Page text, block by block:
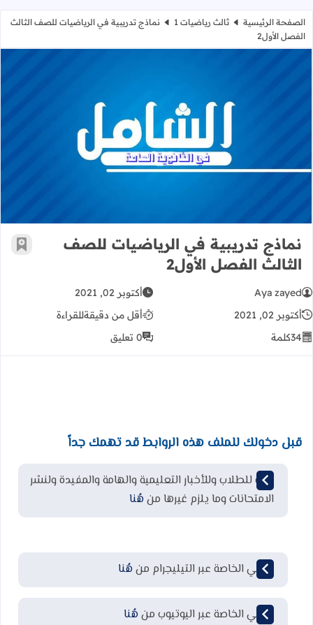
الصفحة الرئيسية ثالث رياضيات 1
نماذج تدريبية في الرياضيات للصف الثالث
الفصل الأول2
نماذج تدريبية في الرياضيات للصف
نماذج تدريبية في الرياضيات للصف
الثالث الفصل الأول2
أضف
Aya zayed
أكتوبر 02, 2021
أكتوبر 02, 2021
أقل من دقيقةللقراءة
34كلمة 0 تعليق
قبل دخولك للملف هذه الروابط قد تهمك جداً
قناة للطلاب وللأخبار التعليمية والهامة والمفيدة ولنشر
الامتحانات وما يلزم غيرها من هُنا
قناتي الخاصة عبر التيليجرام من هُنا
قناتي الخاصة عبر اليوتيوب من هُنا